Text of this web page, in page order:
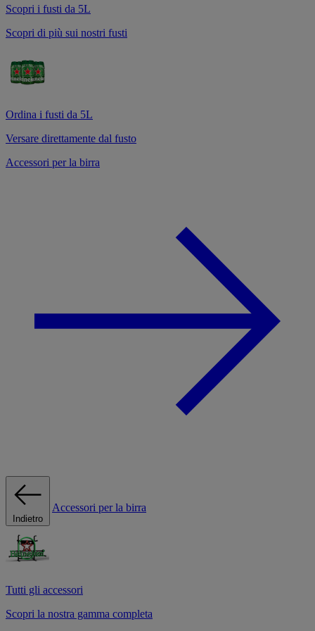
Scopri i fusti da 5L
Scopri di più sui nostri fusti
Ordina i fusti da 5L
Versare direttamente dal fusto
Accessori per la birra
Indietro
Accessori per la birra
Tutti gli accessori
Scopri la nostra gamma completa